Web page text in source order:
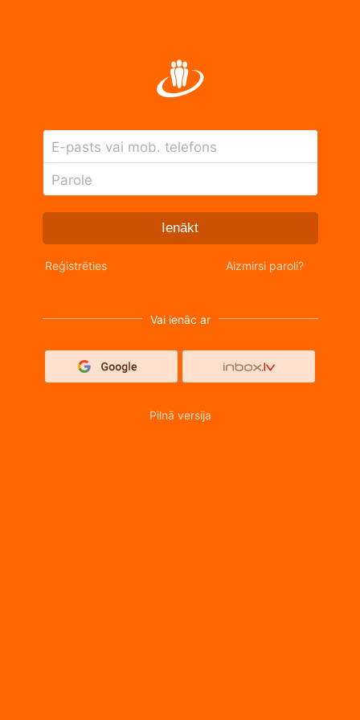
E-pasts vai mob. telefons
Parole
Ienākt
Reģistrēties Aizmirsi paroli?
Vai ienāc ar
Pilnā versija